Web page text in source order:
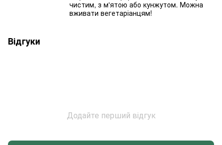
чистим, з м'ятою або кунжутом. Можна
вживати вегетаріанцям!
Відгуки
Додайте перший відгук